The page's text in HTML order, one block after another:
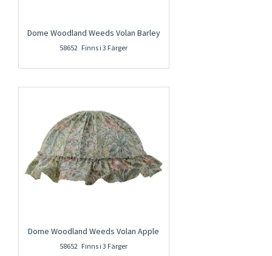
Dome Woodland Weeds Volan Barley
58652 Finns i 3 Färger
Dome Woodland Weeds Volan Apple
58652 Finns i 3 Färger